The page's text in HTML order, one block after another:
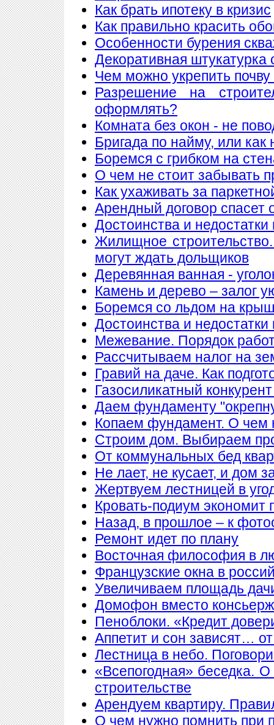
Как брать ипотеку в кризис
Как правильно красить
Особенности бурения
Декоративная штукатурка
Чем можно укрепить почву
Разрешение на
оформлять?
Комната без окон - не
Бригада по найму, или как
Боремся с грибком на
О чем не стоит забывать
Как ухаживать за
Арендный договор спасет
Достоинства и
Жилищное
могут ждать дольщиков
Деревянная ванная -
Камень и дерево – залог
Боремся со льдом на
Достоинства и
Межевание. Порядок
Рассчитываем налог на
Гравий на даче. Как
Газосиликатный
Даем фундаменту
Копаем фундамент. О чем
Строим дом. Выбираем
От коммунальных бед
Не лает, не кусает, и дом
Жертвуем лестницей в
Кровать-подиум экономит
Назад, в прошлое – к
Ремонт идет по плану
Восточная философия в
Французские окна в
Увеличиваем площадь
Домофон вместо
Пеноблоки. «Кредит
Аппетит и сон зависят…
Лестница в небо.
«Всепогодная» беседка.
строительстве
Арендуем квартиру.
О чем нужно помнить при